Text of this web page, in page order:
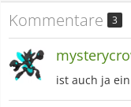
Kommentare 3
ist auch ja